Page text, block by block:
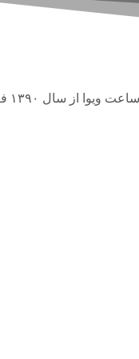
را در حوزه فروش انواع برندهای بین‌المللی و اورجینال ساعت مچی با بهترین قیمت آغاز نمود.